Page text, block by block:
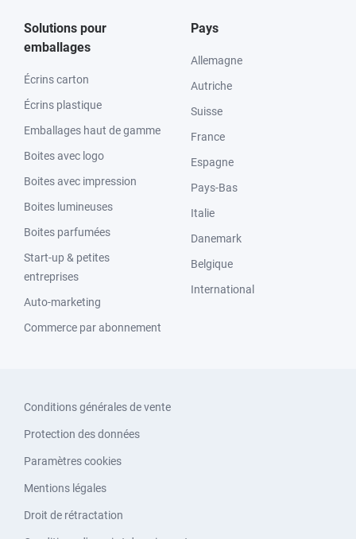
Solutions pour
emballages
Écrins carton
Écrins plastique
Emballages haut de gamme
Boites avec logo
Boites avec impression
Boites lumineuses
Boites parfumées
Start-up & petites
entreprises
Auto-marketing
Commerce par abonnement
Pays
Allemagne
Autriche
Suisse
France
Espagne
Pays-Bas
Italie
Danemark
Belgique
International
Conditions générales de vente
Protection des données
Paramètres cookies
Mentions légales
Droit de rétractation